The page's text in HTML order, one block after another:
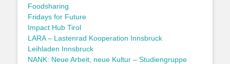
Foodsharing
Fridays for Future
Impact Hub Tirol
LARA – Lastenrad Kooperation Innsbruck
Leihladen Innsbruck
NANK: Neue Arbeit, neue Kultur – Studiengruppe